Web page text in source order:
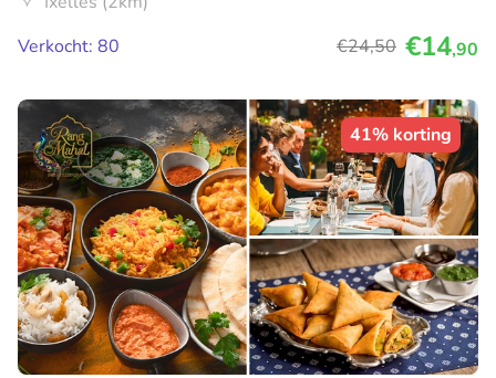
Verkocht: 80
€24,50 €14,90
41% korting